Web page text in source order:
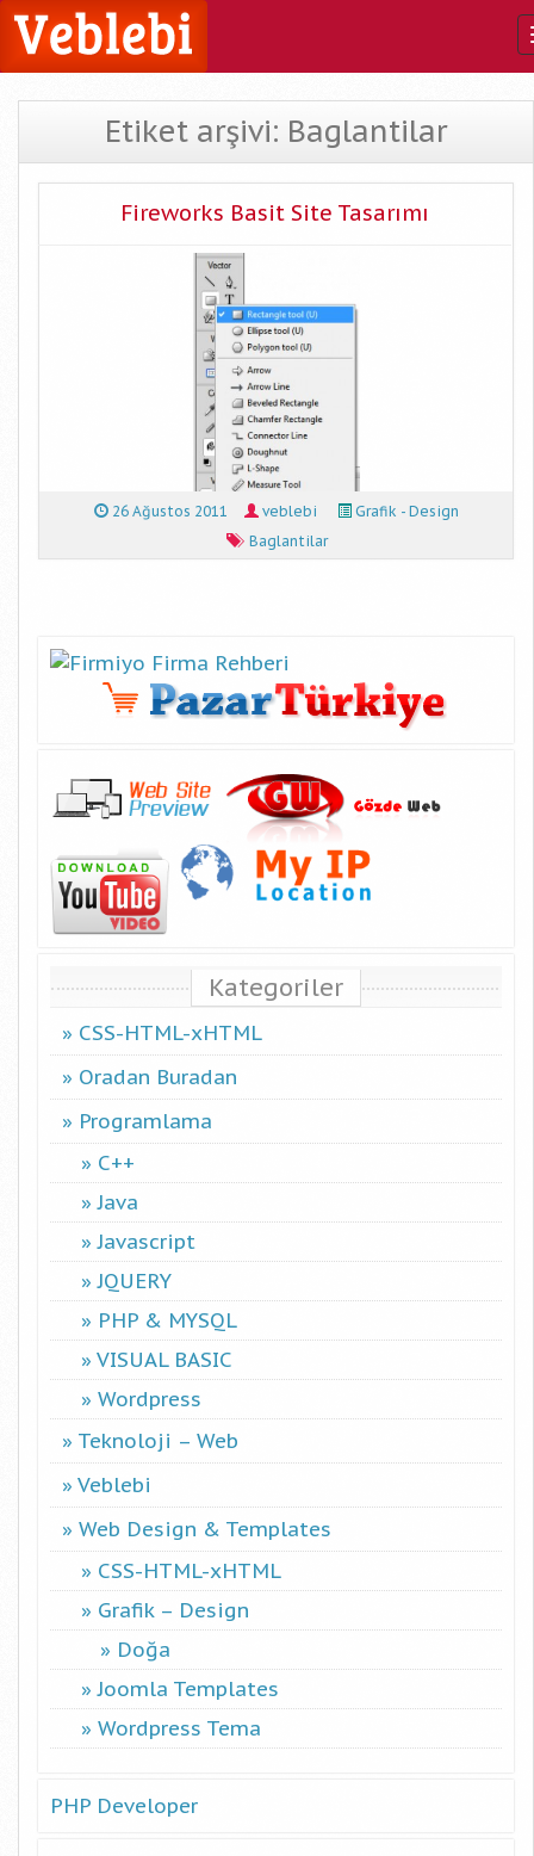
Etiket arşivi: Baglantilar
Fireworks Basit Site Tasarımı
26 Ağustos 2011 veblebi
Grafik - Design
Baglantilar
Kategoriler
CSS-HTML-xHTML
Oradan Buradan
Programlama
C++
Java
Javascript
JQUERY
PHP & MYSQL
VISUAL BASIC
Wordpress
Teknoloji – Web
Veblebi
Web Design & Templates
CSS-HTML-xHTML
Grafik – Design
Doğa
Joomla Templates
Wordpress Tema
PHP Developer